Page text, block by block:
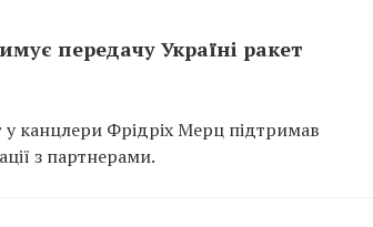
передачу Україні ракет
канцлери Фрідріх Мерц підтримав
з партнерами.